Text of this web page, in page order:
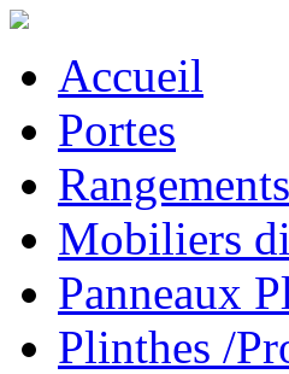
Accueil
Portes
Rangements
Mobiliers
Panneaux
Plinthes /